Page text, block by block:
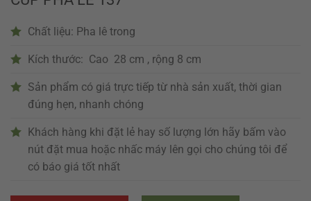
Chất liệu: Pha lê trong
Kích thước: Cao 28 cm , rộng 8 cm
Sản phẩm có giá trực tiếp từ nhà sản xuất, thời gian
đúng hẹn, nhanh chóng
Khách hàng khi đặt lẻ hay số lượng lớn hãy bấm vào
nút đặt mua hoặc nhấc máy lên gọi cho chúng tôi để
có báo giá tốt nhất